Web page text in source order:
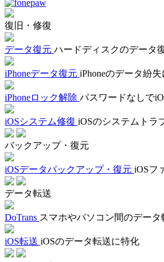
復旧・修復
データ復元 ハードディスクのデータ
iPhoneデータ復元 iPhoneのデータ紛
iPhoneロック解除 パスワードなしで
iOSシステム修復 iOSのシステムトラ
バックアップ・復元
iOSデータバックアップ・復元 iOSフ
データ転送
DoTrans スマホやパソコン間のデータ
iOS転送 iOSのデータ転送に特化